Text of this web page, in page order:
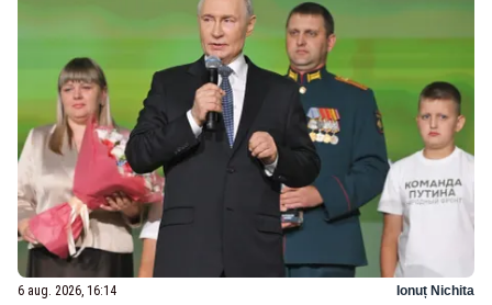
6 aug. 2026, 16:14 Ionuț Nichita